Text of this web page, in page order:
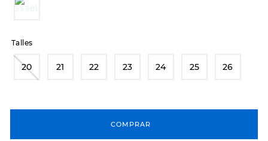
Talles
20 21 22 23 24 25 26
COMPRAR